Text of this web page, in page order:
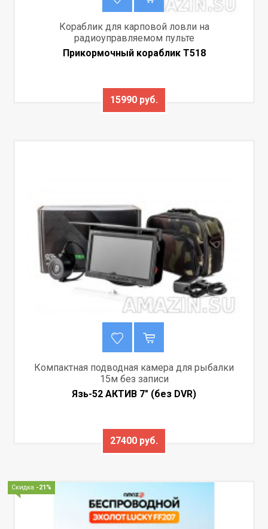
Кораблик для карповой ловли на
радиоуправляемом пульте
Прикормочный кораблик T518
15990 руб.
Компактная подводная камера для рыбалки
15м без записи
Язь-52 АКТИВ 7" (без DVR)
27400 руб.
Скидка -21%